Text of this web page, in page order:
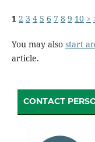
1 2 3 4 5 6 7 8 9 10 >
You may also start
article.
CONTACT